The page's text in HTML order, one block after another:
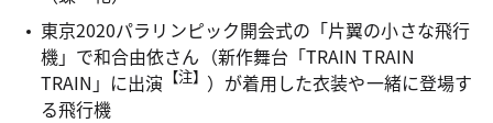
東京2020パラリンピック開会式の「片翼の小さな飛行
機」で和合由依さん（新作舞台「TRAIN TRAIN
TRAIN」に出演 【注】 ）が着用した衣装や一緒に登場す
る飛行機